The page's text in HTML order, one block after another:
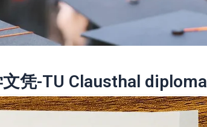
凭-TU Clausthal diploma